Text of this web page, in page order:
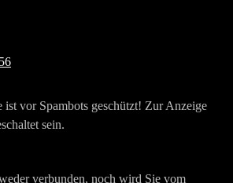
vor Spambots geschützt! Zur Anzeige
sein.
verbunden, noch wird Sie vom